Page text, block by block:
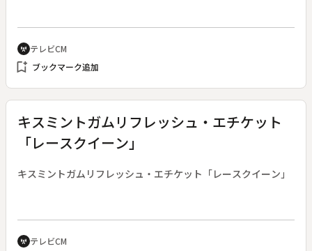
cell_tower テレビCM
bookmark_add ブックマーク追加
キスミントガムリフレッシュ・エチケット
「レースクイーン」
キスミントガムリフレッシュ・エチケット「レースクイーン」
cell_tower テレビCM